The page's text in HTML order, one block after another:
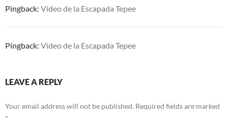
Pingback: Video de la Escapada Tepee
Pingback: Video de la Escapada Tepee
LEAVE A REPLY
Your email address will not be published. Required fields are marked
*